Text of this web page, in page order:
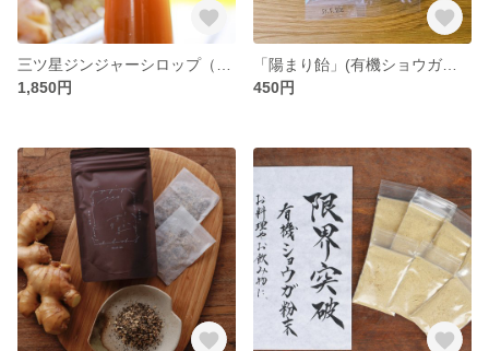
1,850円
「陽まり飴」(有機ショウガと非加熱はちみつ飴)
450円